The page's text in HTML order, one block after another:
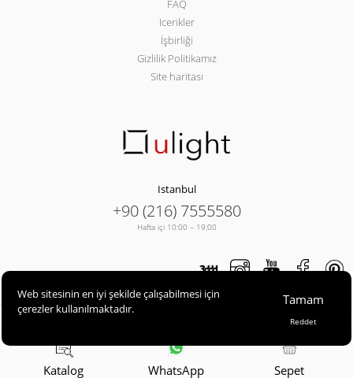
FAQ
Icerikler
İşbirliği
Gizlilik Politikamız
Site haritası
Istanbul
+90 (216) 7555580
Hafta içi 10:00 – 19:00
Katalog WhatsApp Sepet
Web sitesinin en iyi şekilde çalışabilmesi için
çerezler kullanılmaktadır.
Tamam
Reddet